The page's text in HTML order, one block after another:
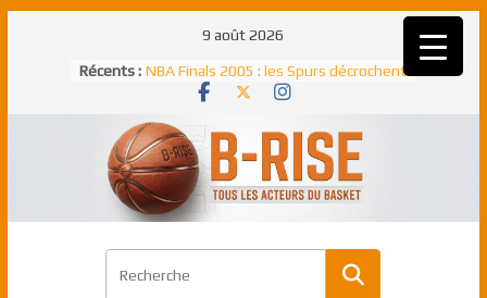
9 août 2026
Récents : NBA Finals 2005 : les Spurs décrochent
un troisième titre NBA, la rude bataille
NBA Finals 2021 : les Bucks et Giannis
Antetokounmpo triomphent, le Greek
Freek élu MVP
Shai Gilgeous-Alexander : son premier
match à plus de 40 points en NBA, le
Pau Gasol dans l’histoire en 2002 :
premier européen sacré Rookie de